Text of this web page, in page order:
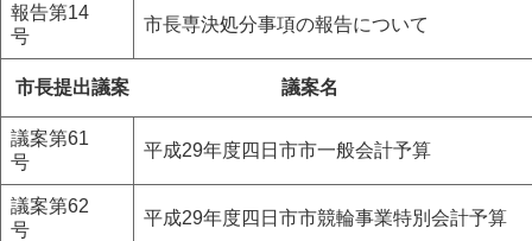
報告第14
号
市長専決処分事項の報告について
市長提出議案 議案名
議案第61
号
平成29年度四日市市一般会計予算
議案第62
号
平成29年度四日市市競輪事業特別会計予算